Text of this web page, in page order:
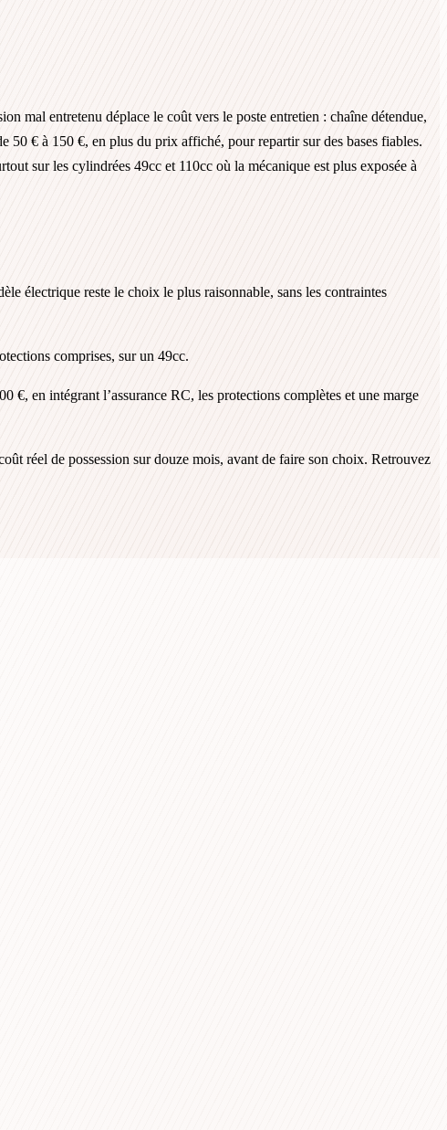
mal entretenu déplace le coût vers le poste entretien : chaîne détendue,
50 € à 150 €, en plus du prix affiché, pour repartir sur des bases fiables.
sur les cylindrées 49cc et 110cc où la mécanique est plus exposée à
électrique reste le choix le plus raisonnable, sans les contraintes
comprises, sur un 49cc.
€, en intégrant l’assurance RC, les protections complètes et une marge
réel de possession sur douze mois, avant de faire son choix. Retrouvez